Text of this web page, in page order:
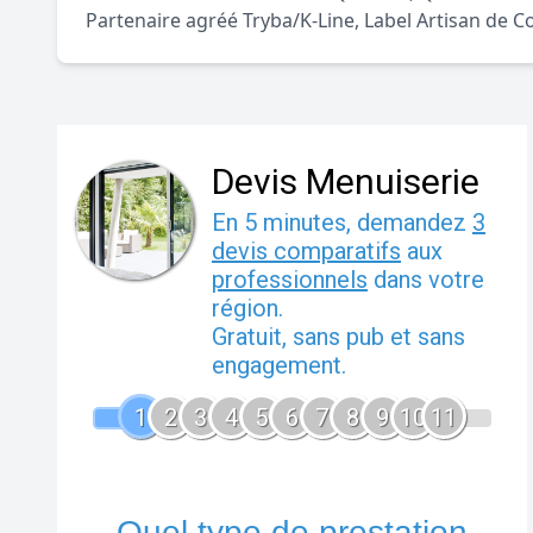
Partenaire agréé Tryba/K-Line, Label Artisan de
Devis Menuiserie
En 5 minutes, demandez 3
devis comparatifs aux
professionnels dans votre
région.
Gratuit, sans pub et sans
engagement.
1
2 3 4 5 6 7 8 9 10 11